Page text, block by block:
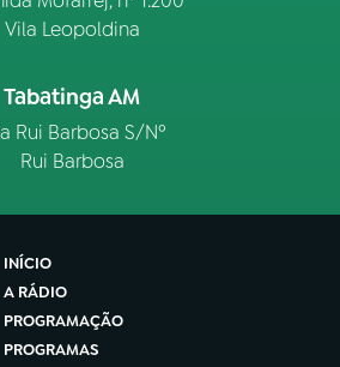
Vila Leopoldina
Tabatinga AM
Rui Barbosa S/Nº
Rui Barbosa
INÍCIO
A RÁDIO
PROGRAMAÇÃO
PROGRAMAS